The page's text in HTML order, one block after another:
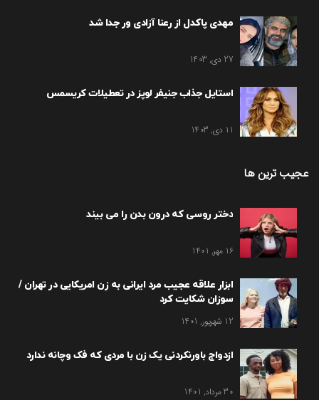
مهدی پاکدل از رعنا آزادی ور جدا شد
27 دی, 1403
استایل جذاب جنیفر لوپز در تعطیلات کریسمس
11 دی, 1403
عجیب ترین ها
دختر روسی که درون بدن را می بیند
16 مهر, 1401
ابزار علاقه عجیب مرد ایرانی به زن امریکایی در تهران /
سوزان شکایت کرد
12 شهریور, 1401
ازدواج باورنکردنی یک زن با مردی که فک وچانه ندارد
30 مرداد, 1401